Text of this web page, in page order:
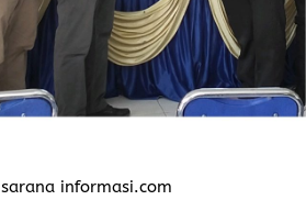
sarana informasi.com